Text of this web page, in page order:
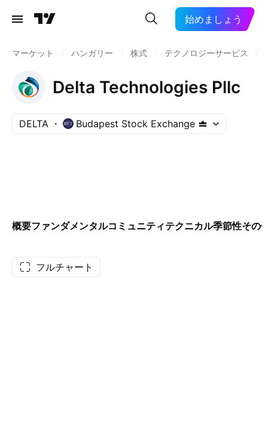
始めましょう
マーケット ハンガリー 株式 テクノロジーサービス
Delta Technologies Pllc
DELTA Budapest Stock Exchange
概要ファンダメンタルコミュニティテクニカル季節性その
フルチャート